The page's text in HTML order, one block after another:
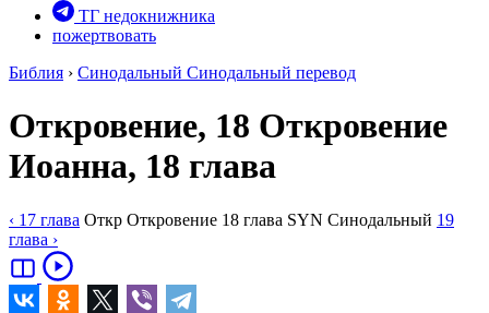
ТГ недокнижника
пожертвовать
Библия › Синодальный Синодальный перевод
Откровение, 18 Откровение
Иоанна, 18 глава
‹ 17 глава Откр Откровение 18 глава SYN Синодальный 19
глава ›